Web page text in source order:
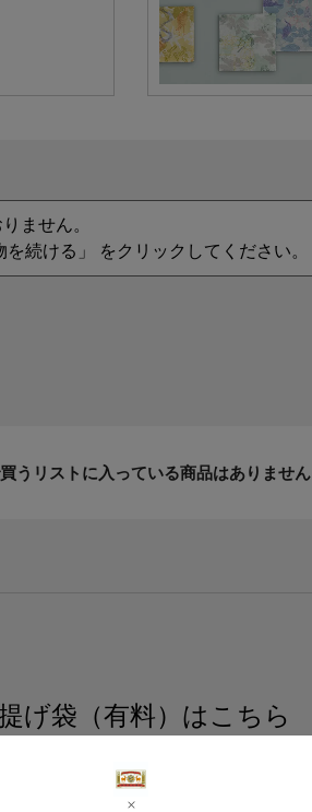
ません。
続ける」 をクリックしてください。
うリストに入っている商品はありません
げ袋（有料）はこちら
Lの3つサイズをご用意しております。